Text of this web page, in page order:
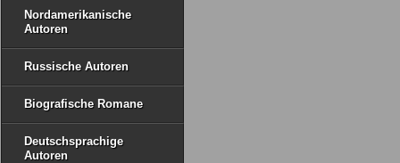
Nordamerikanische
Autoren
Russische Autoren
Biografische Romane
Deutschsprachige
Autoren